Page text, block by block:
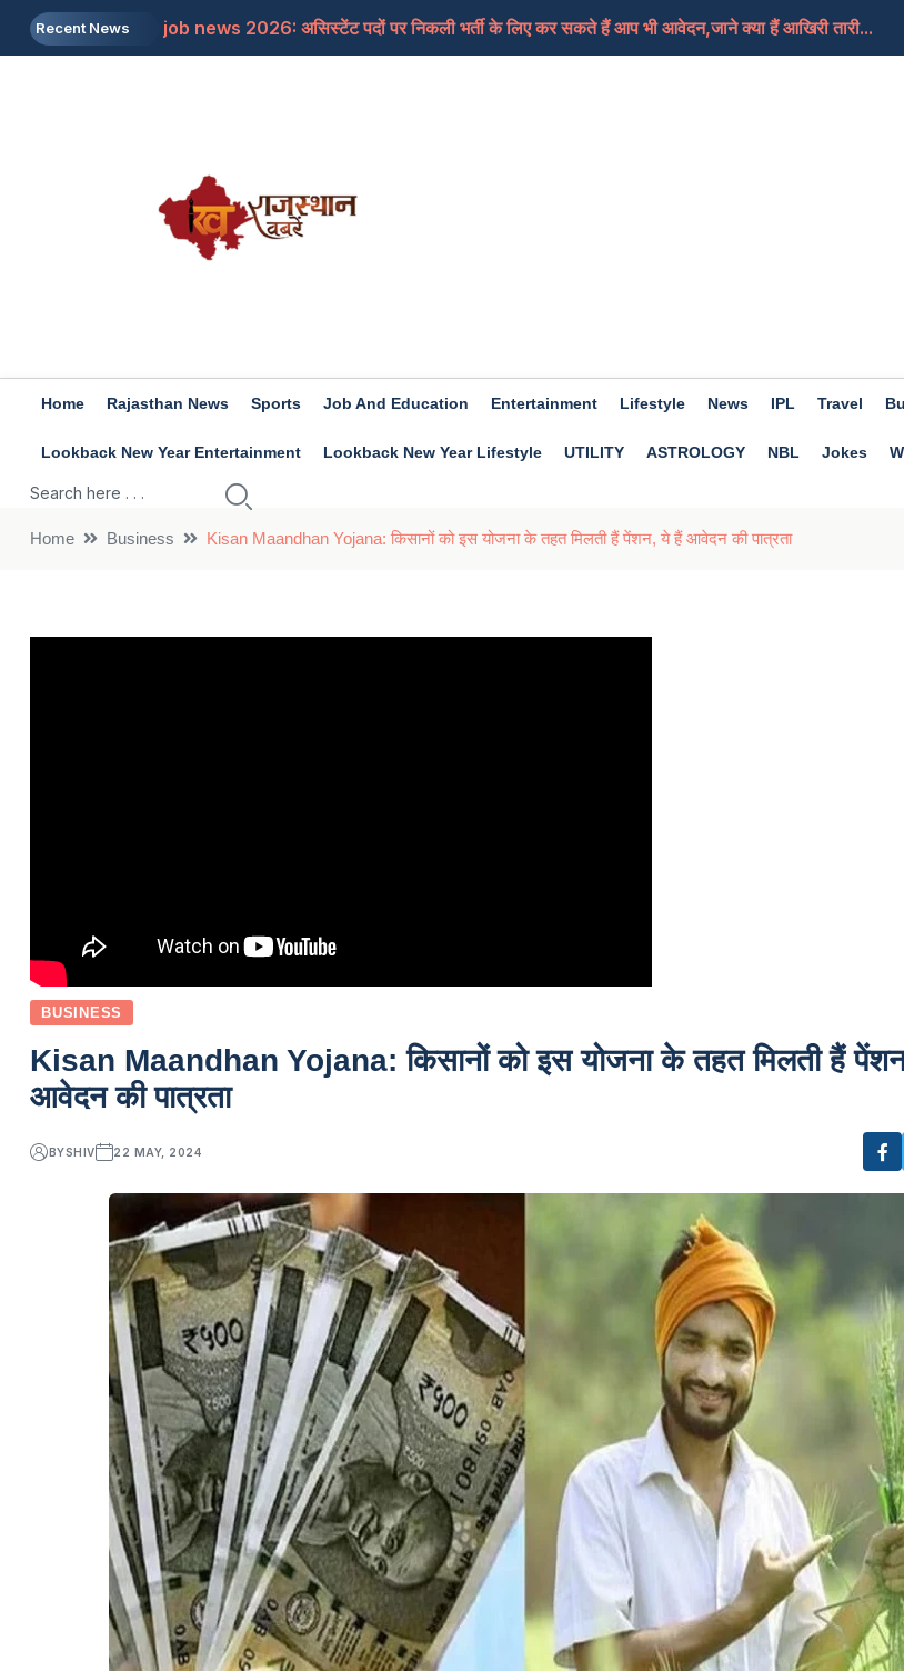
Recent News
job news 2026: असिस्टेंट पदों पर निकली भर्ती के लिए कर सकते हैं आप भी आवेदन,जाने क्या हैं आखिरी तारी...
Rashifal 9 aug 2026: इन राशियों के जातकों के लिए अच्छा होगा दिन, कामकाज में मिलेगी सफलता, जाने क्या...
Home Rajasthan News Sports Job And Education Entertainment Lifestyle News IPL Travel
Lookback New Year Entertainment Lookback New Year Lifestyle UTILITY ASTROLOGY NBL Jokes
Home Business Kisan Maandhan Yojana: किसानों को इस योजना के तहत मिलती हैं पेंशन, ये हैं आवेदन की पात्रता
BUSINESS
Kisan Maandhan Yojana: किसानों को इस योजना के तहत मिलती हैं
आवेदन की पात्रता
BYSHIV 22 MAY, 2024